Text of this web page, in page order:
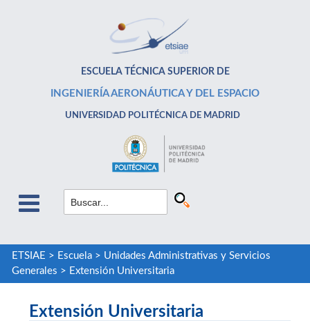
ESCUELA TÉCNICA SUPERIOR DE
INGENIERÍA AERONÁUTICA Y DEL ESPACIO
UNIVERSIDAD POLITÉCNICA DE MADRID
ETSIAE > Escuela> Unidades Administrativas y Servicios
Generales > Extensión Universitaria
Extensión Universitaria